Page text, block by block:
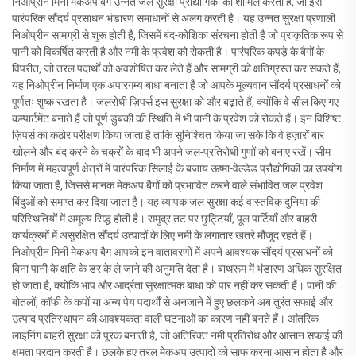
पारंपरिक सौंदर्य प्रसाधन भंडारण समाधानों से अलग करती है। यह उन्नत सुरक्षा प्रणाली
निओप्रीन सामग्री से शुरू होती है, जिसमें बंद-कोशिका संरचना होती है जो प्राकृतिक रूप से
पानी को विकर्षित करती है और नमी के प्रवेश को रोकती है। पारंपरिक कपड़े के बैगों के
विपरीत, जो तरल पदार्थों को अवशोषित कर लेते हैं और सामग्री को क्षतिग्रस्त कर सकते हैं,
यह निओप्रीन निर्माण एक अपारगम्य बाधा बनाता है जो आपके मूल्यवान सौंदर्य प्रसाधनों को
पूर्णतः शुष्क रखता है। जलरोधी ज़िपर्स इस सुरक्षा को और बढ़ाते हैं, क्योंकि वे सील किए गए
कम्पार्टमेंट बनाते हैं जो पूर्ण डुबकी की स्थिति में भी पानी के प्रवेश को रोकते हैं। इन विशिष्ट
ज़िपर्स का कठोर परीक्षण किया जाता है ताकि सुनिश्चित किया जा सके कि वे हज़ारों बार
खोलने और बंद करने के चक्रों के बाद भी अपने जल-प्रतिरोधी गुणों को बनाए रखें। सीम
निर्माण में महत्वपूर्ण क्षेत्रों में पारंपरिक सिलाई के बजाय ऊष्मा-वेल्डेड प्रौद्योगिकी का उपयोग
किया जाता है, जिससे मानक मेकअप बैगों को प्रभावित करने वाले संभावित जल प्रवेश
बिंदुओं को समाप्त कर दिया जाता है। यह व्यापक जल सुरक्षा कई वास्तविक दुनिया की
परिस्थितियों में अमूल्य सिद्ध होती है। समुद्र तट पर छुट्टियाँ, पूल पार्टियाँ और बाहरी
कार्यक्रमों में असुरक्षित सौंदर्य उत्पादों के लिए नमी के लगातार खतरे मौजूद रहते हैं।
निओप्रीन मिनी मेकअप बैग आपको इन वातावरणों में अपने आवश्यक सौंदर्य प्रसाधनों को
बिना पानी के क्षति के डर के ले जाने की अनुमति देता है। बाथरूम में भंडारण अधिक सुरक्षित
हो जाता है, क्योंकि भाप और आर्द्रता सुरक्षात्मक बाधा को पार नहीं कर सकती हैं। पानी की
बोतलों, कॉफी के कपों या अन्य पेय पदार्थों से अनजाने में हुए छलकने अब तुरंत सफाई और
उत्पाद प्रतिस्थापन की आवश्यकता वाली घटनाओं का कारण नहीं बनते हैं। आंतरिक
लाइनिंग बाहरी सुरक्षा को पूरक बनाती है, जो अतिरिक्त नमी प्रतिरोध और आसान सफाई की
क्षमता प्रदान करती है। छलके हुए तरल मेकअप उत्पादों को साफ करना आसान होता है और